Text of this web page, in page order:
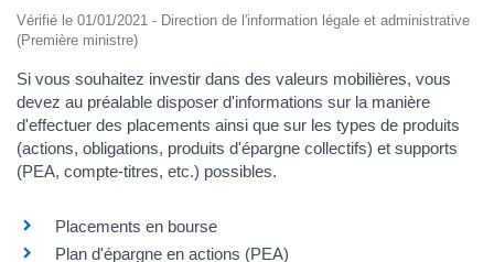
Vérifié le 01/01/2021 - Direction de l'information légale et administrative
(Première ministre)
Si vous souhaitez investir dans des valeurs mobilières, vous
devez au préalable disposer d'informations sur la manière
d'effectuer des placements ainsi que sur les types de produits
(actions, obligations, produits d'épargne collectifs) et supports
(PEA, compte-titres, etc.) possibles.
Placements en bourse
Plan d'épargne en actions (PEA)